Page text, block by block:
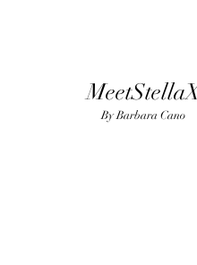
By Barbara Cano